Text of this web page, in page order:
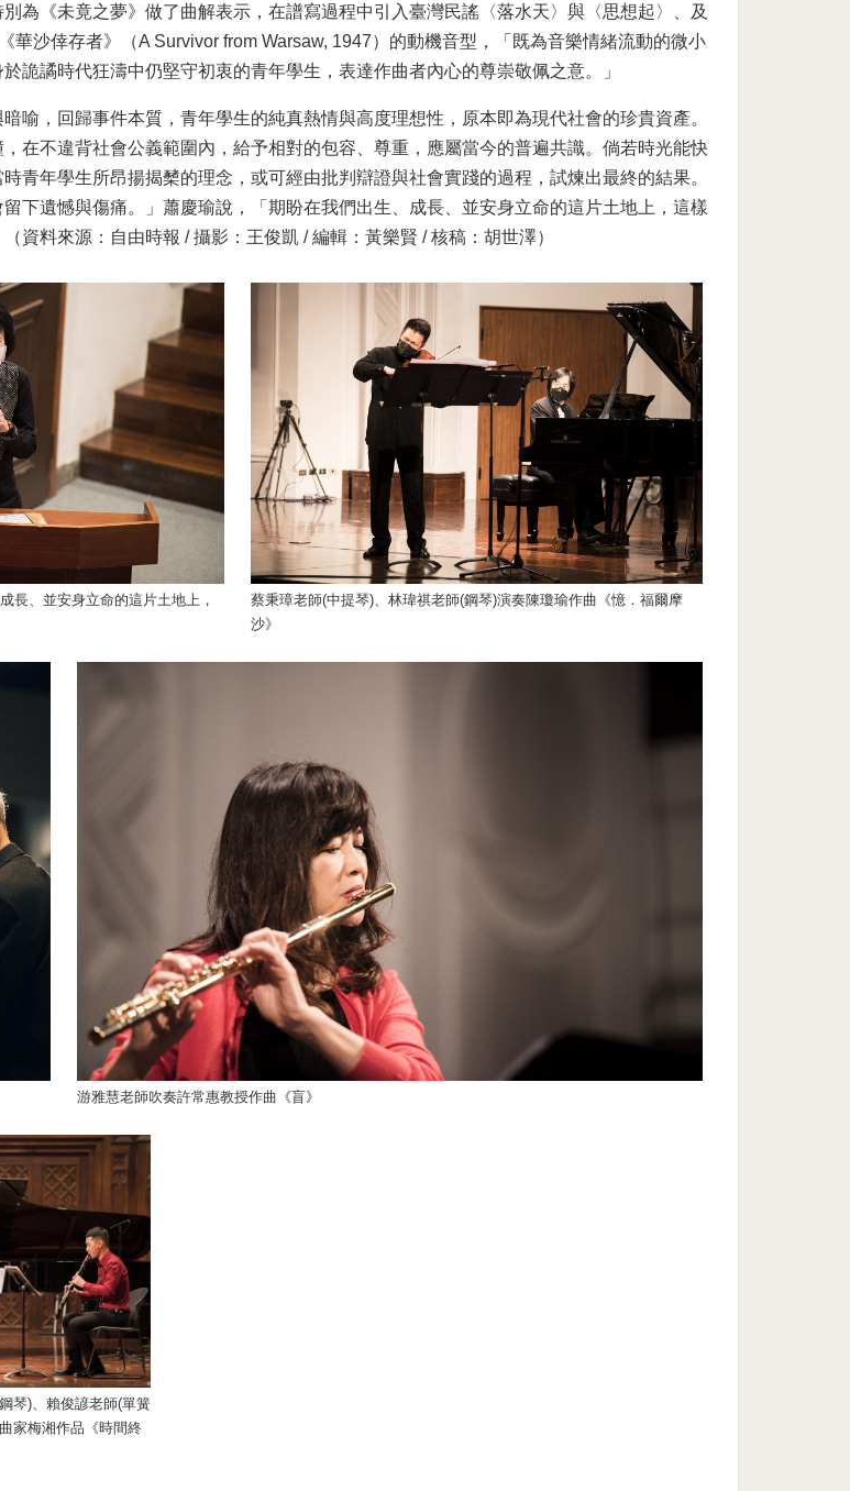
為《未竟之夢》做了曲解表示，在譜寫過程中引入臺灣民謠〈落水天〉與〈思想起〉、及
華沙倖存者》（A Survivor from Warsaw, 1947）的動機音型，「既為音樂情緒流動的微小
詭譎時代狂濤中仍堅守初衷的青年學生，表達作曲者內心的尊崇敬佩之意。」
喻，回歸事件本質，青年學生的純真熱情與高度理想性，原本即為現代社會的珍貴資產。
在不違背社會公義範圍內，給予相對的包容、尊重，應屬當今的普遍共識。倘若時光能快
青年學生所昂揚揭櫫的理念，或可經由批判辯證與社會實踐的過程，試煉出最終的結果。
下遺憾與傷痛。」蕭慶瑜說，「期盼在我們出生、成長、並安身立命的這片土地上，這樣
資料來源：自由時報 / 攝影：王俊凱 / 編輯：黃樂賢 / 核稿：胡世澤）
長、並安身立命的這片土地上，
蔡秉璋老師(中提琴)、林瑋祺老師(鋼琴)演奏陳瓊瑜作曲《憶．福爾摩
沙》
游雅慧老師吹奏許常惠教授作曲《盲》
琴)、賴俊諺老師(單簧
家梅湘作品《時間終